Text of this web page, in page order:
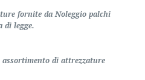
fornite da Noleggio palchi
di legge.
assortimento di attrezzature